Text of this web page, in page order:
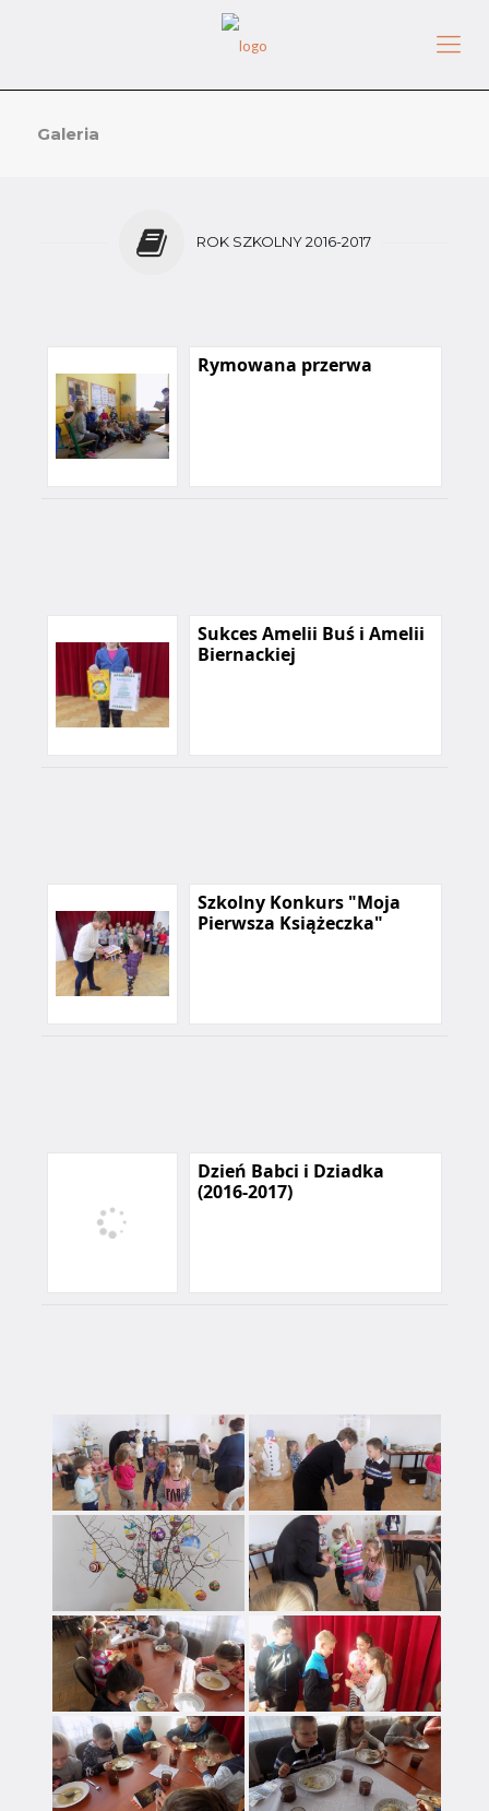
Galeria
ROK SZKOLNY 2016-2017
Rymowana przerwa
Sukces Amelii Buś i Amelii
Biernackiej
Szkolny Konkurs "Moja
Pierwsza Książeczka"
Dzień Babci i Dziadka
(2016-2017)